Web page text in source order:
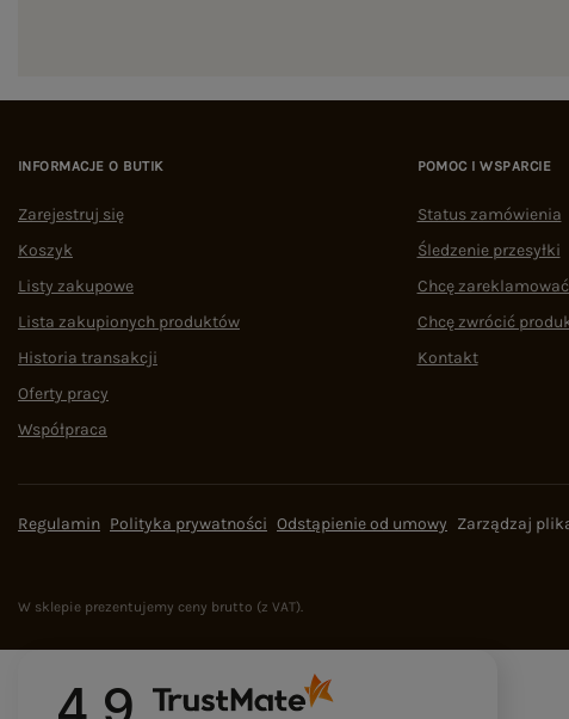
INFORMACJE O BUTIK
Zarejestruj się
Koszyk
Listy zakupowe
Lista zakupionych produktów
Historia transakcji
Oferty pracy
Współpraca
POMOC I WSPARCIE
Status zamówienia
Śledzenie przesyłki
Chcę
Chcę zwrócić
Kontakt
Regulamin Polityka prywatności Odstąpienie od umowy Zarządzaj
W sklepie prezentujemy ceny brutto (z VAT).